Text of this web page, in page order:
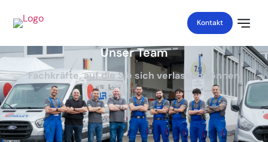
Kontakt
Unser Team
Fachkräfte, auf dieSie sich verlassen können